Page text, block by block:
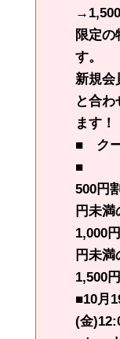
限定の
す。
新規会
と合わ
ます！
■ クー
■
500
円未満
1,000
円未満
1,500
■10月
(金